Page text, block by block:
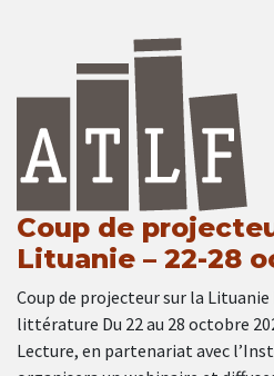
Coup de
Lituanie – 22-28
Coup de projecteur sur la
littérature Du 22 au 28 octobre
Lecture, en partenariat avec